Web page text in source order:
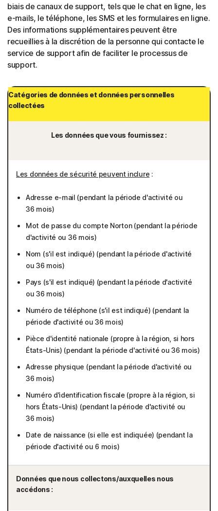
biais de canaux de support, tels que le chat en ligne, les
e-mails, le téléphone, les SMS et les formulaires en ligne.
Des informations supplémentaires peuvent être
recueillies à la discrétion de la personne qui contacte le
service de support afin de faciliter le processus de
support.
Catégories de données et données personnelles
collectées
Les données que vous fournissez :
Les données de sécurité peuvent inclure :
Adresse e-mail (pendant la période d'activité ou
36 mois)
Mot de passe du compte Norton (pendant la période
d'activité ou 36 mois)
Nom (s'il est indiqué) (pendant la période d'activité
ou 36 mois)
Pays (s'il est indiqué) (pendant la période d'activité
ou 36 mois)
Numéro de téléphone (s'il est indiqué) (pendant la
période d'activité ou 36 mois)
Pièce d'identité nationale (propre à la région, si hors
États-Unis) (pendant la période d'activité ou 36 mois)
Adresse physique (pendant la période d'activité ou
36 mois)
Numéro d'identification fiscale (propre à la région, si
hors États-Unis) (pendant la période d'activité ou
36 mois)
Date de naissance (si elle est indiquée) (pendant la
période d'activité ou 6 mois)
Données que nous collectons/auxquelles nous
accédons :